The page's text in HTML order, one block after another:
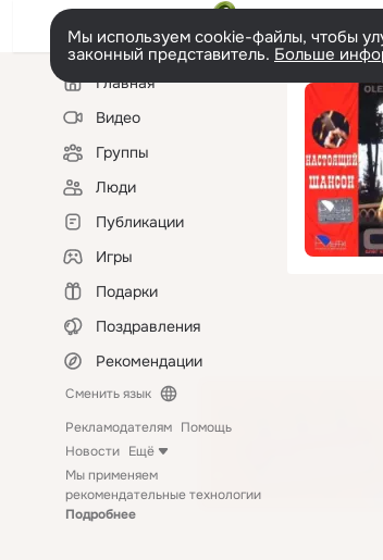
Мы используем cookie-файлы, чтобы
законный представитель. Больше
Левая
колонкаГлавная
Видео
Группы
Люди
Публикации
Игры
Подарки
Поздравления
Рекомендации
Сменить язык
Рекламодателям Помощь
Новости Ещё
Мы применяем
рекомендательные технологии
Подробнее